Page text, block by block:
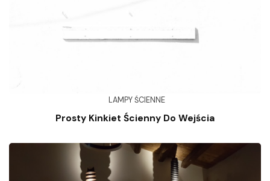
LAMPY ŚCIENNE
Prosty Kinkiet Ścienny Do Wejścia